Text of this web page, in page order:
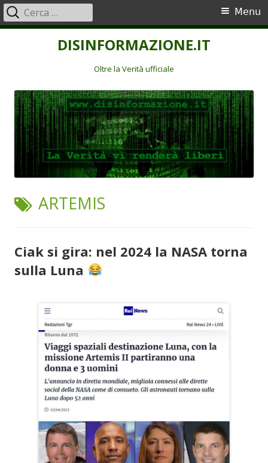
DISINFORMAZIONE.IT
Oltre la Verità ufficiale
Menu
principale
Menu
Ricerca
per:
TAG:
ARTEMIS
Ciak si gira: nel 2024 la NASA torna
sulla Luna